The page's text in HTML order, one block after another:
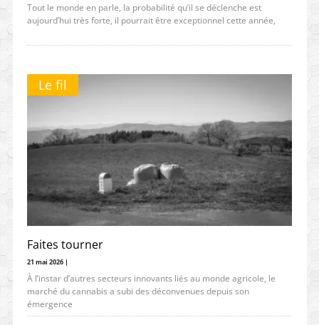
Tout le monde en parle, la probabilité qu’il se déclenche est
aujourd’hui très forte, il pourrait être exceptionnel cette année,
Le fil
Faites tourner
21 mai 2026 |
À l’instar d’autres secteurs innovants liés au monde agricole, le
marché du cannabis a subi des déconvenues depuis son
émergence